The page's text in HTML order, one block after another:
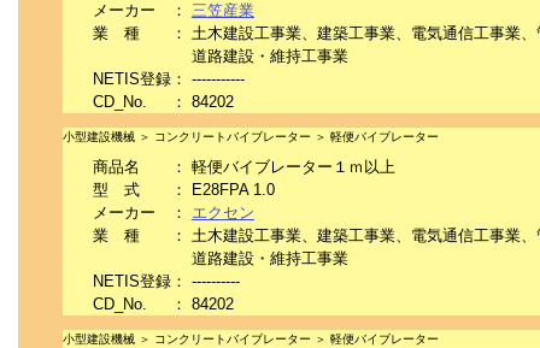
メーカー
： 三笠産業
業 種
： 土木建設工事業、建築工事業、電気通信工事業
道路建設・維持工事業
NETIS登録 ： -----------
CD_No.
： 84202
小型建設機械 ＞ コンクリートバイブレーター ＞ 軽便バイブレーター
商品名 ： 軽便バイブレーター１ｍ以上
型 式
：
E28FPA 1.0
メーカー
： エクセン
業 種
： 土木建設工事業、建築工事業、電気通信工事業
道路建設・維持工事業
NETIS登録 ： ----------
CD_No.
： 84202
小型建設機械 ＞ コンクリートバイブレーター ＞ 軽便バイブレーター